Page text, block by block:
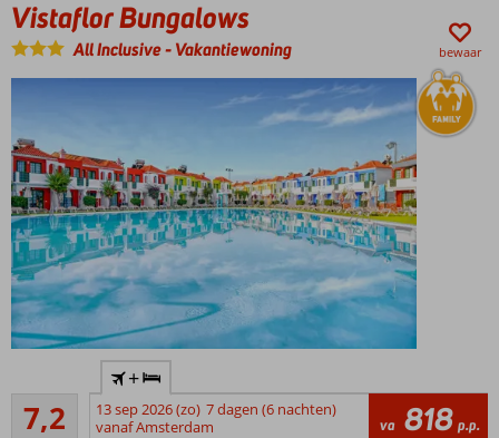
uitgebreide
wellnesscenter
Relax op
het
bubbelbad
Gratis
shuttleservice
naar het
strand
All
Inclusive
ook
mogelijk
Vistaflor Bungalows
All Inclusive-Vakantiewoning bewaar
the year
award
7,2
Voldoende/goed
23
+
13 sep 2026 (zo) 7 dagen (6 nachten)
vanaf Amsterdam
va 818 p.p.